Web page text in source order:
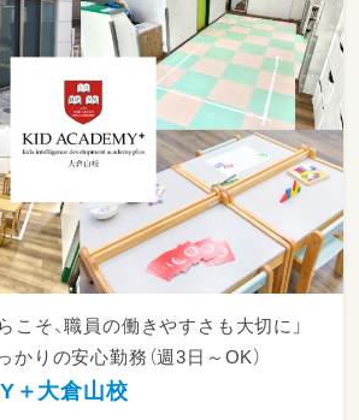
こそ、職員の働きやすさも大切に」
かりの安心勤務（週3日～OK）
＋大倉山校